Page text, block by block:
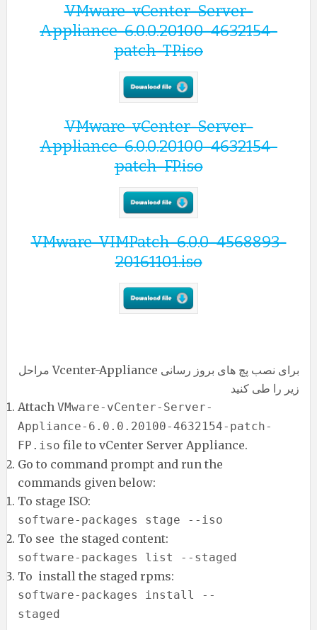
VMware-vCenter-Server-
Appliance-6.0.0.20100-4632154-
patch-TP.iso
VMware-vCenter-Server-
Appliance-6.0.0.20100-4632154-
patch-FP.iso
VMware-VIMPatch-6.0.0-4568893-
20161101.iso
برای نصب پچ های بروز رسانی Vcenter-Appliance مراحل
زیر را طی کنید
Attach VMware-vCenter-Server-
Appliance-6.0.0.20100-4632154-patch-
FP.iso file to vCenter Server Appliance.
Go to command prompt and run the
commands given below:
To stage ISO:
software-packages stage --iso
To see the staged content:
software-packages list --staged
To install the staged rpms:
software-packages install --
staged